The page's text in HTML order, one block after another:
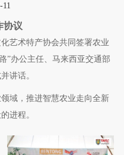
11
协议
艺术特产协会共同签署农业
”办公主任、马来西亚交通部
讲话。
域，推进智慧农业走向全新
进程。